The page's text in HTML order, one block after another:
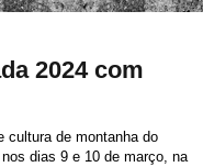
2024 com
cultura de montanha do
dias 9 e 10 de março, na